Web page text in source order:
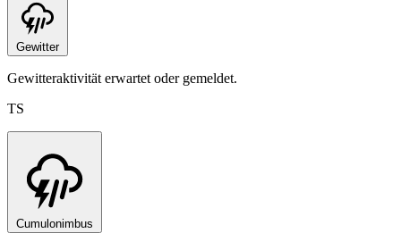
Gewitter
Gewitteraktivität erwartet oder gemeldet.
TS
Cumulonimbus